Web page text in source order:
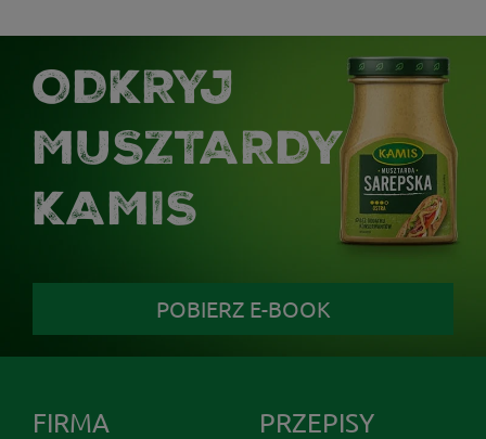
ODKRYJ
MUSZTARDY
KAMIS
POBIERZ E-BOOK
FIRMA PRZEPISY